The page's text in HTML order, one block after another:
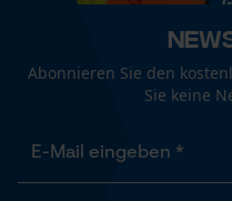
Abonnieren Sie den
Sie keine
Econda
Fact-
Funktionale